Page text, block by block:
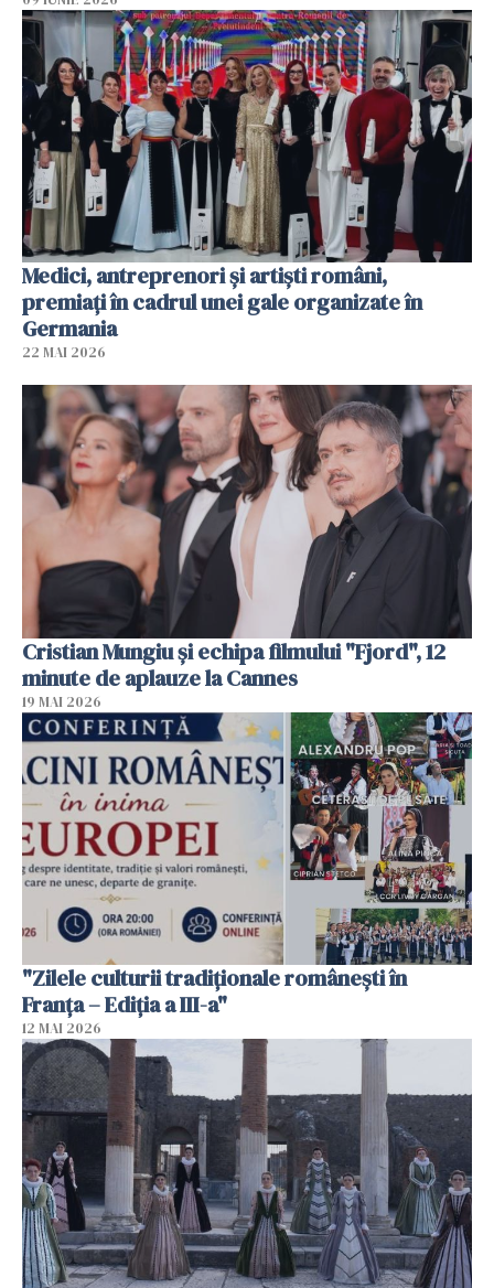
Medici, antreprenori și artiști români,
premiați în cadrul unei gale organizate în
Germania
22 MAI 2026
Cristian Mungiu şi echipa filmului "Fjord", 12
minute de aplauze la Cannes
19 MAI 2026
"Zilele culturii tradiționale românești în
Franța – Ediția a III-a"
12 MAI 2026